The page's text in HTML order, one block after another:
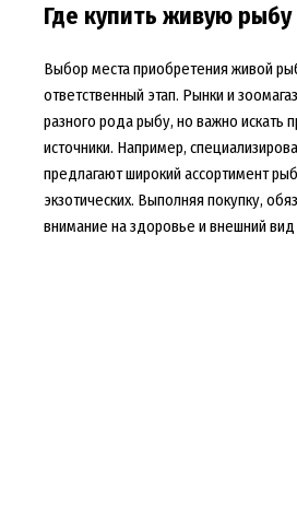
Где купить живую рыбу
Выбор места приобретения живой
ответственный этап. Рынки и
разного рода рыбу, но важно искать
источники. Например,
предлагают широкий ассортимент
экзотических. Выполняя покупку,
внимание на здоровье и внешний